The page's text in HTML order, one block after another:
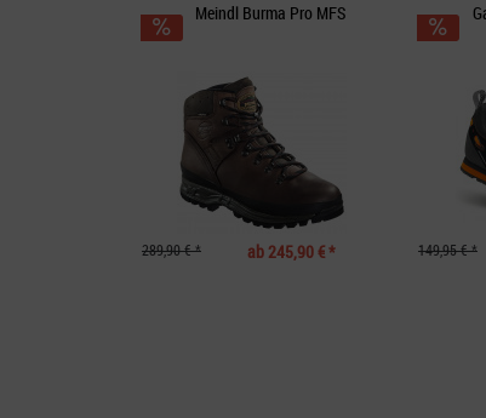
ab 245,90 € *
289,90 € *
Meindl Burma Pro MFS
149,95 € *